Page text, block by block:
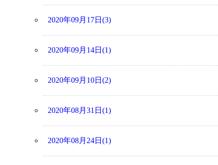
2020年09月17日(3)
2020年09月14日(1)
2020年09月10日(2)
2020年08月31日(1)
2020年08月24日(1)